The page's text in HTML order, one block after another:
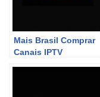
Mais Brasil Comprar
Canais IPTV